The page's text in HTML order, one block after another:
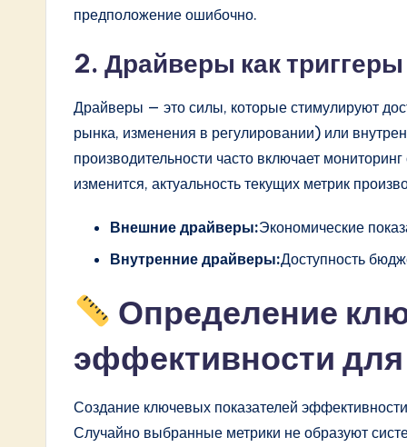
предположение ошибочно.
2. Драйверы как
Драйверы — это силы, которые стимулируют
рынка, изменения в регулировании) или
производительности часто включает
изменится, актуальность текущих метрик
Внешние драйверы:Экономические
Внутренние драйверы:Доступность
Определение
эффективности для
Создание ключевых показателей
Случайно выбранные метрики не образуют